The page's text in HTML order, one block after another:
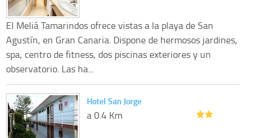
El Meliá Tamarindos ofrece vistas a la playa de San
Agustín, en Gran Canaria. Dispone de hermosos jardines,
spa, centro de fitness, dos piscinas exteriores y un
observatorio. Las ha...
Hotel San Jorge
a 0.4 Km